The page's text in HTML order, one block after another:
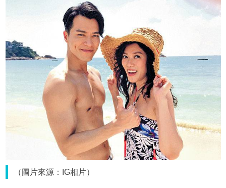
（圖片來源：IG相片）